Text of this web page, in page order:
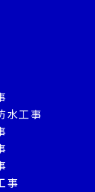
水工事
事